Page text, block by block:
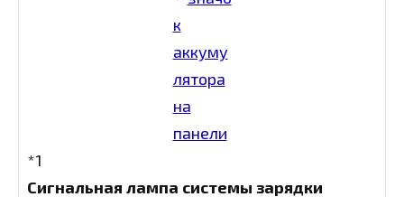
*1
Сигнальная лампа системы зарядки